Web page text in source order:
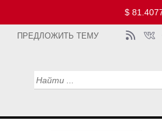
$
ПРЕДЛОЖИТЬ ТЕМУ